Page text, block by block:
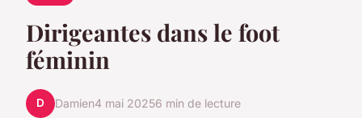
Dirigeantes dans le foot
féminin
D Damien4 mai 20256 min de lecture